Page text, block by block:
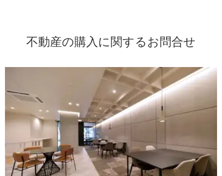
不動産の購入に関するお問合せ